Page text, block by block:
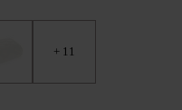
+ 11